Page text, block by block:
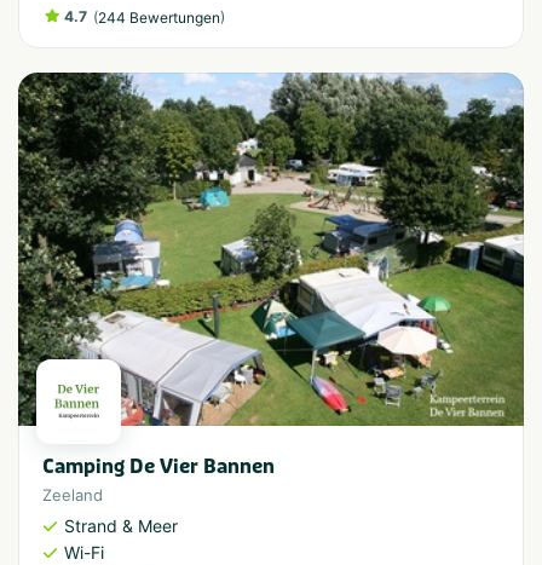
4.7 (244 Bewertungen)
Camping De Vier Bannen
Zeeland
Strand & Meer
Wi-Fi